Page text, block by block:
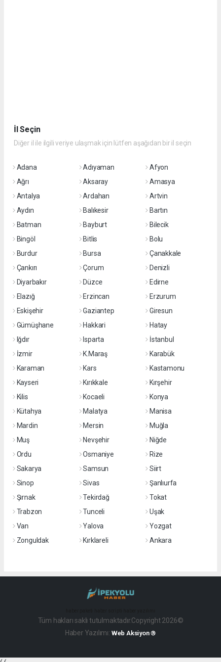
İl Seçin
Diğer il ile ilgili veriye ulaşmak için lütfen aşağıdan bir il seçin
Adana Adıyaman
Afyon
Ağrı
Aksaray
Amasya
Antalya
Ardahan
Artvin
Aydın
Balıkesir
Bartın
Batman
Bayburt
Bilecik
Bingöl
Bitlis
Bolu
Burdur
Bursa
Çanakkale
Çankırı
Çorum
Denizli
Diyarbakır
Düzce
Edirne
Elazığ
Erzincan
Erzurum
Eskişehir
Gaziantep
Giresun
Gümüşhane
Hakkari
Hatay
Iğdır
Isparta
İstanbul
İzmir
K.Maraş
Karabük
Karaman
Kars
Kastamonu
Kayseri
Kırıkkale
Kırşehir
Kilis
Kocaeli
Konya
Kütahya
Malatya
Manisa
Mardin
Mersin
Muğla
Muş
Nevşehir
Niğde
Ordu
Osmaniye
Rize
Sakarya
Samsun
Siirt
Sinop
Sivas
Şanlıurfa
Şırnak
Tekirdağ
Tokat
Trabzon
Tunceli
Uşak
Van
Yalova
Yozgat
Zonguldak
Kırklareli Ankara
Tüm hakları saklı tutulmaktadır.Copyright 2026©
Haber Yazılımı: Web Aksiyon ®